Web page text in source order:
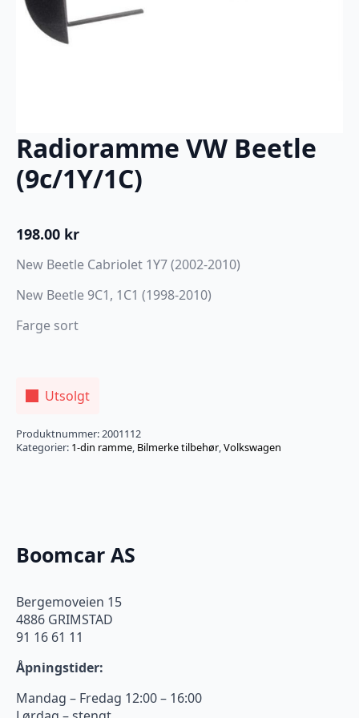
Radioramme VW Beetle
(9c/1Y/1C)
198.00 kr
New Beetle Cabriolet 1Y7 (2002-2010)
New Beetle 9C1, 1C1 (1998-2010)
Farge sort
Utsolgt
Produktnummer:2001112
Kategorier: 1-din ramme, Bilmerke tilbehør,Volkswagen
Boomcar AS
Bergemoveien 15
4886 GRIMSTAD
91 16 61 11
Åpningstider:
Mandag – Fredag 12:00 – 16:00